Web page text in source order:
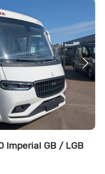
Imperial GB / LGB